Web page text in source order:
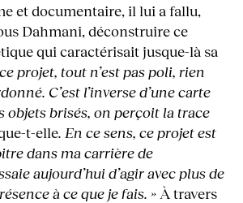
et documentaire, il lui a fallu,
Dahmani, déconstruire ce
qui caractérisait jusque-là sa
projet, tout n’est pas poli, rien
C’est l’inverse d’une carte
objets brisés, on perçoit la trace
t-elle. En ce sens, ce projet est
dans ma carrière de
aujourd’hui d’agir avec plus de
à ce que je fais. » À travers